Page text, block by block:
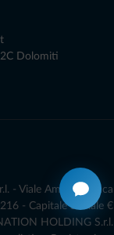
Dolomiti
- Viale Amedeo Duca
- Capitale Sociale €
HOLDING S.r.l.